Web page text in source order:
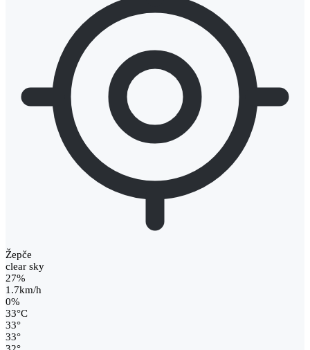
Žepče
clear sky
27%
1.7km/h
0%
33°C
33°
33°